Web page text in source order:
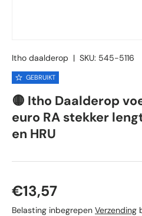
Itho daalderop | SKU: 545-5116
GEBRUIKT
🟡 Itho Daalderop
euro RA stekker
en HRU
Reguliere prijs
€13,57
Belasting inbegrepen Verzending